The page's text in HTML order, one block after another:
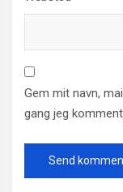
Gem mit navn,
gang jeg